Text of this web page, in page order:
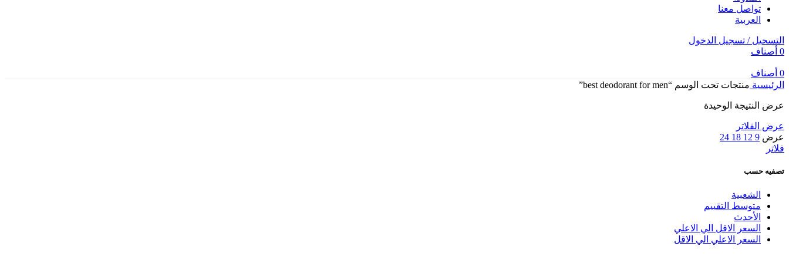
تواصل معنا
العربية
التسحيل / تسجيل الدخول
0 أصناف
0 أصناف
الرئيسية منتجات تحت الوسم “best deodorant for men”
عرض النتيجة الوحيدة
عرض الفلاتر
عرض 9
12
18
24
فلاتر
تصفيه حسب
الشعبية
متوسط التقييم
الأحدث
السعر الاقل الي الاعلي
السعر الاعلي الي الاقل